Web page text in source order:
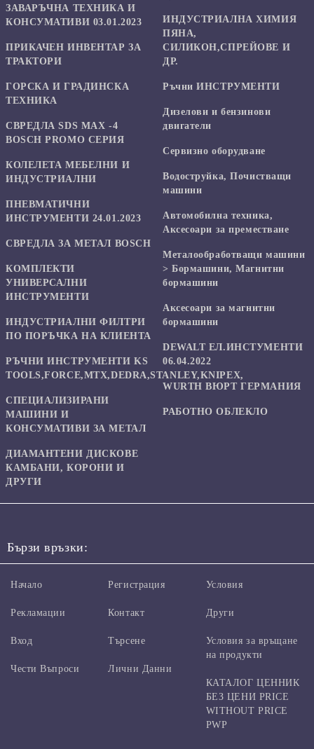
ЗАВАРЪЧНА ТЕХНИКА И
КОНСУМАТИВИ 03.01.2023
ПРИКАЧЕН ИНВЕНТАР ЗА
ТРАКТОРИ
ГОРСКА И ГРАДИНСКА
ТЕХНИКА
СВРЕДЛА SDS MAX -4
BOSCH PROMO СЕРИЯ
КОЛЕЛЕТА МЕБЕЛНИ И
ИНДУСТРИАЛНИ
ПНЕВМАТИЧНИ
ИНСТРУМЕНТИ 24.01.2023
СВРЕДЛА ЗА МЕТАЛ BOSCH
КОМПЛЕКТИ
УНИВЕРСАЛНИ
ИНСТРУМЕНТИ
ИНДУСТРИАЛНИ ФИЛТРИ
ПО ПОРЪЧКА НА КЛИЕНТА
РЪЧНИ ИНСТРУМЕНТИ KS
TOOLS,FORCE,MTX,DEDRA,STANLEY,KNIPEX,
СПЕЦИАЛИЗИРАНИ
МАШИНИ И
КОНСУМАТИВИ ЗА МЕТАЛ
ДИАМАНТЕНИ ДИСКОВЕ
КАМБАНИ, КОРОНИ И
ДРУГИ
ИНДУСТРИАЛНА ХИМИЯ
ПЯНА,
СИЛИКОН,СПРЕЙОВЕ И
ДР.
Ръчни ИНСТРУМЕНТИ
Дизелови и бензинови
двигатели
Сервизно оборудване
Водоструйка, Почистващи
машини
Автомобилна техника,
Аксесоари за преместване
Mеталообработващи машини
> Бормашини, Магнитни
бормашини
Аксесоари за магнитни
бормашини
DEWALT ЕЛ.ИНСТУМЕНТИ
06.04.2022
WURTH ВЮРТ ГЕРМАНИЯ
РАБОТНО ОБЛЕКЛО
Бързи връзки:
Начало
Рекламации
Вход
Чести Въпроси
Регистрация
Контакт
Търсене
Лични Данни
Условия
Други
Условия за връщане
на продукти
КАТАЛОГ ЦЕННИК
БЕЗ ЦЕНИ PRICE
WITHOUT PRICE
PWP